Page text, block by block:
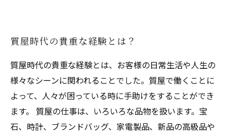
質屋時代の貴重な経験とは？
質屋時代の貴重な経験とは、お客様の日常生活や人生の
様々なシーンに関われることでした。質屋で働くことに
よって、人々が困っている時に手助けをすることができ
ます。 質屋の仕事は、いろいろな品物を扱います。宝
石、時計、ブランドバッグ、家電製品、新品の高級品や